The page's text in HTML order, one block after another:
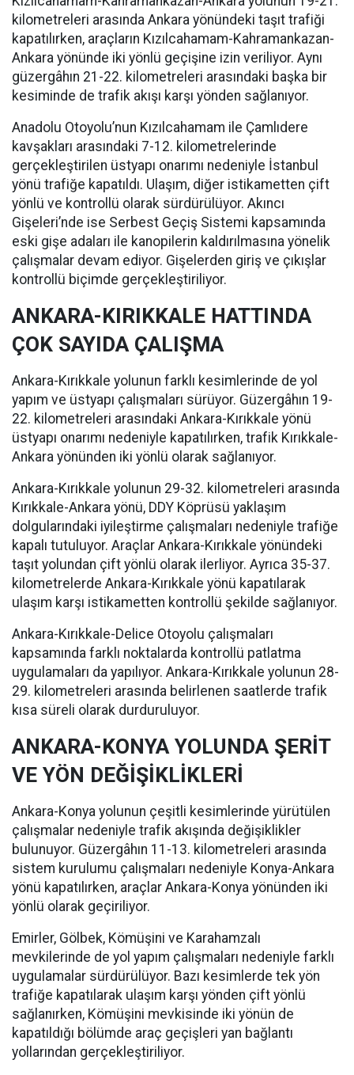
kilometreleri arasında Ankara yönündeki taşıt trafiği
kapatılırken, araçların Kızılcahamam-Kahramankazan-
Ankara yönünde iki yönlü geçişine izin veriliyor. Aynı
güzergâhın 21-22. kilometreleri arasındaki başka bir
kesiminde de trafik akışı karşı yönden sağlanıyor.
Anadolu Otoyolu’nun Kızılcahamam ile Çamlıdere
kavşakları arasındaki 7-12. kilometrelerinde
gerçekleştirilen üstyapı onarımı nedeniyle İstanbul
yönü trafiğe kapatıldı. Ulaşım, diğer istikametten çift
yönlü ve kontrollü olarak sürdürülüyor. Akıncı
Gişeleri’nde ise Serbest Geçiş Sistemi kapsamında
eski gişe adaları ile kanopilerin kaldırılmasına yönelik
çalışmalar devam ediyor. Gişelerden giriş ve çıkışlar
kontrollü biçimde gerçekleştiriliyor.
ANKARA-KIRIKKALE HATTINDA
ÇOK SAYIDA ÇALIŞMA
Ankara-Kırıkkale yolunun farklı kesimlerinde de yol
yapım ve üstyapı çalışmaları sürüyor. Güzergâhın 19-
22. kilometreleri arasındaki Ankara-Kırıkkale yönü
üstyapı onarımı nedeniyle kapatılırken, trafik Kırıkkale-
Ankara yönünden iki yönlü olarak sağlanıyor.
Ankara-Kırıkkale yolunun 29-32. kilometreleri arasında
Kırıkkale-Ankara yönü, DDY Köprüsü yaklaşım
dolgularındaki iyileştirme çalışmaları nedeniyle trafiğe
kapalı tutuluyor. Araçlar Ankara-Kırıkkale yönündeki
taşıt yolundan çift yönlü olarak ilerliyor. Ayrıca 35-37.
kilometrelerde Ankara-Kırıkkale yönü kapatılarak
ulaşım karşı istikametten kontrollü şekilde sağlanıyor.
Ankara-Kırıkkale-Delice Otoyolu çalışmaları
kapsamında farklı noktalarda kontrollü patlatma
uygulamaları da yapılıyor. Ankara-Kırıkkale yolunun 28-
29. kilometreleri arasında belirlenen saatlerde trafik
kısa süreli olarak durduruluyor.
ANKARA-KONYA YOLUNDA ŞERİT
VE YÖN DEĞİŞİKLİKLERİ
Ankara-Konya yolunun çeşitli kesimlerinde yürütülen
çalışmalar nedeniyle trafik akışında değişiklikler
bulunuyor. Güzergâhın 11-13. kilometreleri arasında
sistem kurulumu çalışmaları nedeniyle Konya-Ankara
yönü kapatılırken, araçlar Ankara-Konya yönünden iki
yönlü olarak geçiriliyor.
Emirler, Gölbek, Kömüşini ve Karahamzalı
mevkilerinde de yol yapım çalışmaları nedeniyle farklı
uygulamalar sürdürülüyor. Bazı kesimlerde tek yön
trafiğe kapatılarak ulaşım karşı yönden çift yönlü
sağlanırken, Kömüşini mevkisinde iki yönün de
kapatıldığı bölümde araç geçişleri yan bağlantı
yollarından gerçekleştiriliyor.